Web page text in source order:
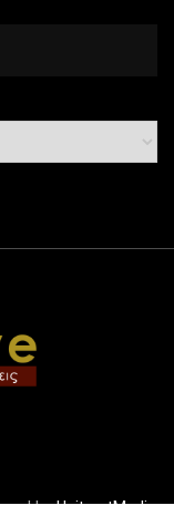
byUnitrustMedia